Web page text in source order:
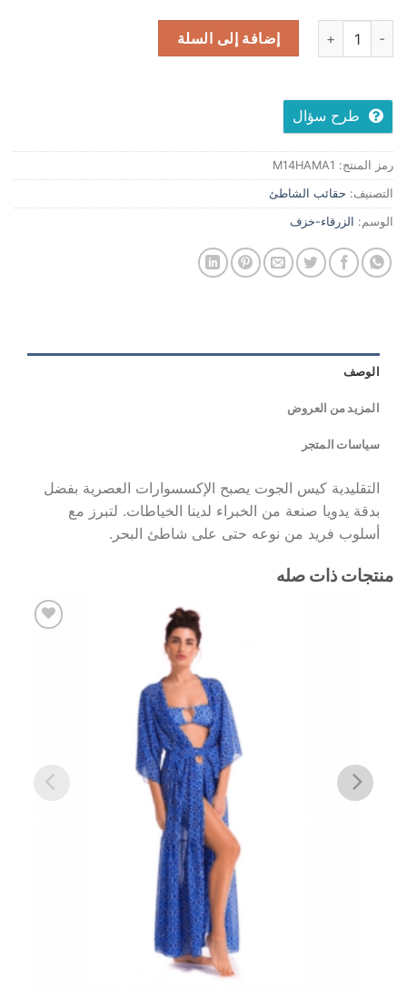
إضافة إلى السلة
طرح سؤال
رمز المنتج: M14HAMA1
التصنيف: حقائب الشاطئ
الوسم: الزرقاء-خزف
الوصف
المزيد من العروض
سياسات المتجر
التقليدية كيس الجوت يصبح الإكسسوارات العصرية بفضل
بدقة يدويا صنعة من الخبراء لدينا الخياطات. لتبرز مع
أسلوب فريد من نوعه حتى على شاطئ البحر.
منتجات ذات صله